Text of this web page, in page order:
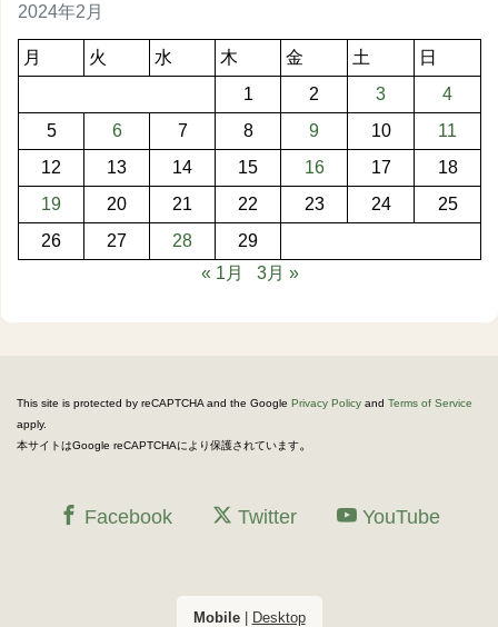
2024年2月
月 火 水 木 金 土
日
1
2 3
4
5
6 7 8 9 10
11
12
13 14 15 16 17
18
19
20 21 22 23 24
25
26
27 28
29
« 1月
3月 »
This site is protected by reCAPTCHA and the Google Privacy Policy and Terms of Service
apply.
本サイトはGoogle reCAPTCHAにより保護されています。
Facebook Twitter YouTube
Mobile| Desktop